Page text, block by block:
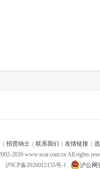
招贤纳士 联系我们 友情链接
2026 www.xcar.com.cn All rights
沪ICP备2026012155号-1
沪公网